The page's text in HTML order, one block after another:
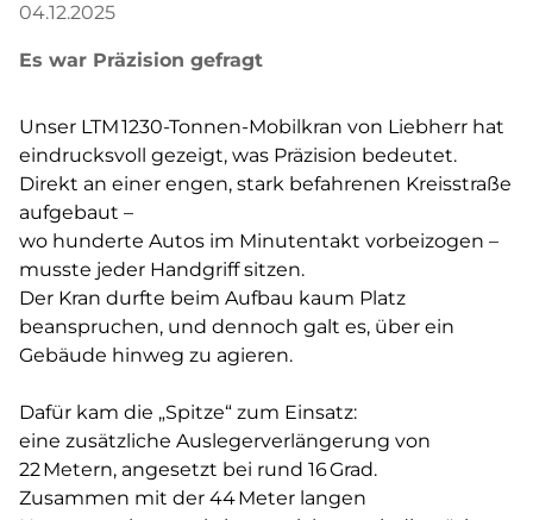
04.12.2025
Es war Präzision gefragt
Unser LTM 1230-Tonnen-Mobilkran von Liebherr hat
eindrucksvoll gezeigt, was Präzision bedeutet.
Direkt an einer engen, stark befahrenen Kreisstraße
aufgebaut –
wo hunderte Autos im Minutentakt vorbeizogen –
musste jeder Handgriff sitzen.
Der Kran durfte beim Aufbau kaum Platz
beanspruchen, und dennoch galt es, über ein
Gebäude hinweg zu agieren.
Dafür kam die „Spitze“ zum Einsatz:
eine zusätzliche Auslegerverlängerung von
22 Metern, angesetzt bei rund 16 Grad.
Zusammen mit der 44 Meter langen